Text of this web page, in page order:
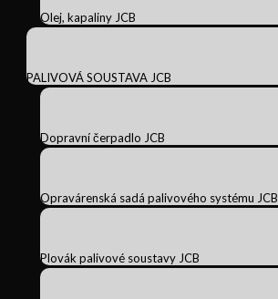
Olej, kapaliny JCB
PALIVOVÁ SOUSTAVA JCB
Dopravní čerpadlo JCB
Opravárenská sadá palivového systému JCB
Plovák palivové soustavy JCB